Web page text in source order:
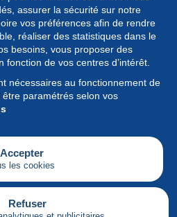
assurer la sécurité sur notre
vos préférences afin de rendre
réaliser des statistiques dans le
besoins, vous proposer des
fonction de vos centres d’intérêt.
nécessaires au fonctionnement de
être paramétrés selon vos
Accepter
les cookies
Refuser